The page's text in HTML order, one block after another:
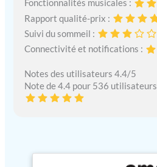
Fonctionnalités musicales :
Rapport qualité-prix :
Suivi du sommeil :
Connectivité et notifications :
Notes des utilisateurs 4.4/5
Note de 4.4 pour 536 utilisateurs